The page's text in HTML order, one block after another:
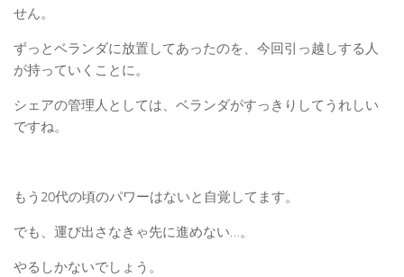
せん。
ずっとベランダに放置してあったのを、今回引っ越しする人
が持っていくことに。
シェアの管理人としては、ベランダがすっきりしてうれしい
ですね。
もう20代の頃のパワーはないと自覚してます。
でも、運び出さなきゃ先に進めない…。
やるしかないでしょう。